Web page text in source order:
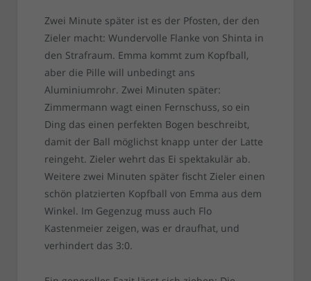
Zwei Minute später ist es der Pfosten, der den
Zieler macht: Wundervolle Flanke von Shinta in
den Strafraum. Emma kommt zum Kopfball,
aber die Pille will unbedingt ans
Aluminiumrohr. Zwei Minuten später:
Zimmermann wagt einen Fernschuss, so ein
Ding das einen perfekten Bogen beschreibt,
damit der Ball möglichst knapp unter der Latte
reingeht. Zieler wehrt das Ei spektakulär ab.
Weitere zwei Minuten später fischt Zieler einen
schön platzierten Kopfball von Emma aus dem
Winkel. Im Gegenzug muss auch Flo
Kastenmeier zeigen, was er draufhat, und
verhindert das 3:0.